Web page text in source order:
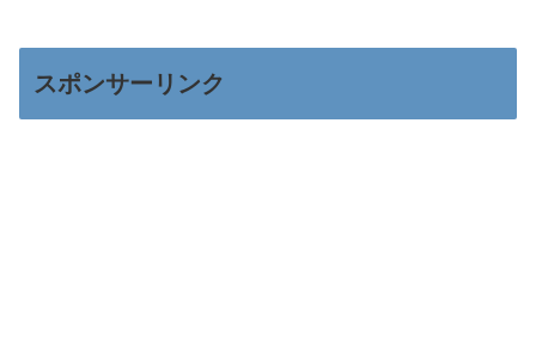
スポンサーリンク